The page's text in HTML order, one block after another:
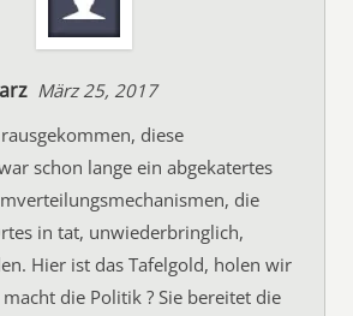
März 25, 2017
diese
schon lange ein abgekatertes
die
in tat, unwiederbringlich,
Hier ist das Tafelgold, holen wir
die Politik ? Sie bereitet die